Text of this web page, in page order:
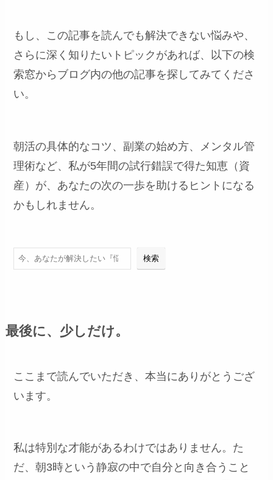
もし、この記事を読んでも解決できない悩みや、
さらに深く知りたいトピックがあれば、以下の検
索窓からブログ内の他の記事を探してみてくださ
い。
朝活の具体的なコツ、副業の始め方、メンタル管
理術など、私が5年間の試行錯誤で得た知恵（資
産）が、あなたの次の一歩を助けるヒントになる
かもしれません。
検索 検索
最後に、少しだけ。
ここまで読んでいただき、本当にありがとうござ
います。
私は特別な才能があるわけではありません。た
だ、朝3時という静寂の中で自分と向き合うこと